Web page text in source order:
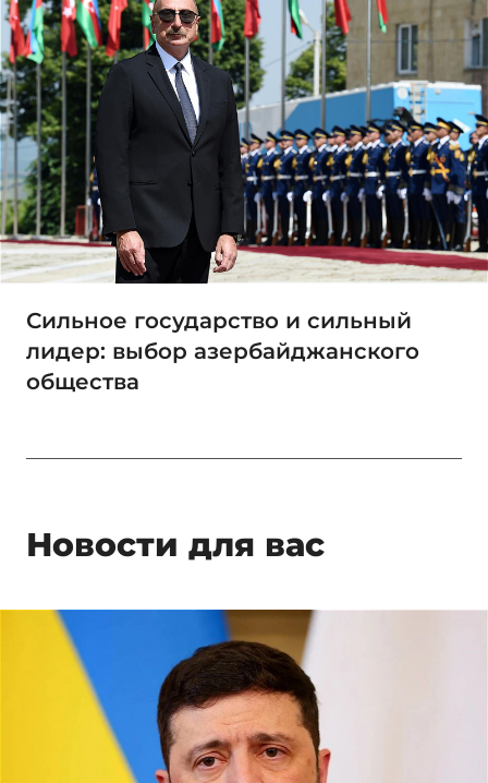
Сильное государство и сильный
лидер: выбор азербайджанского
общества
Новости для вас